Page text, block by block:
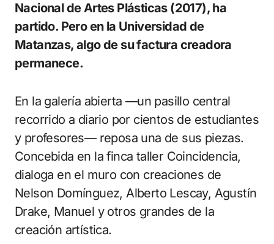
Nacional de Artes Plásticas (2017), ha
partido. Pero en la Universidad de
Matanzas, algo de su factura creadora
permanece.
En la galería abierta —un pasillo central
recorrido a diario por cientos de estudiantes
y profesores— reposa una de sus piezas.
Concebida en la finca taller Coincidencia,
dialoga en el muro con creaciones de
Nelson Domínguez, Alberto Lescay, Agustín
Drake, Manuel y otros grandes de la
creación artística.